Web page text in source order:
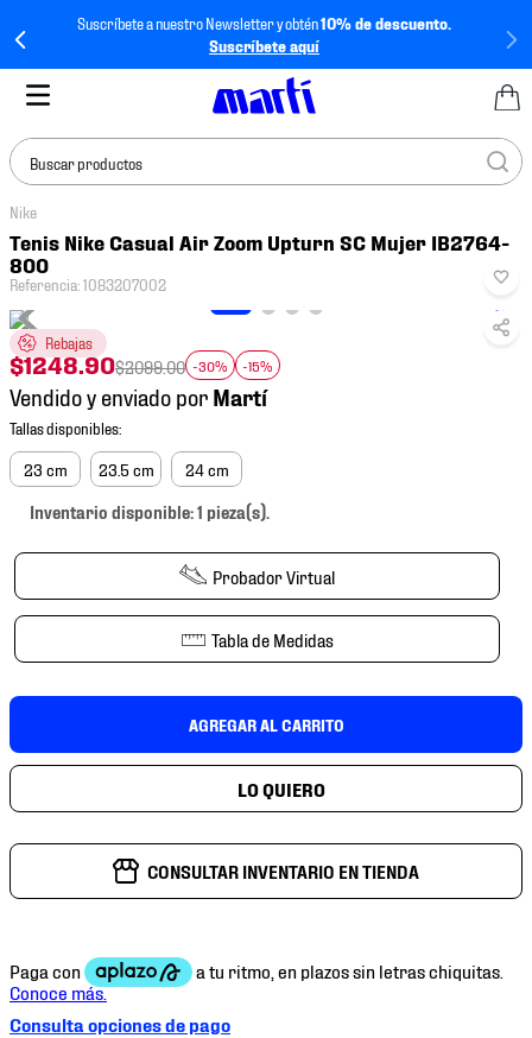
Suscríbete a nuestro Newsletter y obtén10% de descuento.
Suscríbete aquí
Buscar productos
Nike
Tenis Nike Casual Air Zoom Upturn SC Mujer IB2764-
800
Referencia:1083207002
Rebajas
$1248.90$2099.00 -30% -15%
Vendido y enviado por
23 cm 23.5 cm 24 cm
Inventario disponible: 1 pieza(s).
Probador Virtual
Tabla de Medidas
AGREGAR AL CARRITO
CONSULTAR INVENTARIO EN TIENDA
Consulta opciones de pago
TÉRMINOS MÁS
BUSCADOS
1.
tenis mujer
2.
tenis hombre
3.
tenis
4
tenis futbol
5.
jersey
6.
mochila
10. tenis nike